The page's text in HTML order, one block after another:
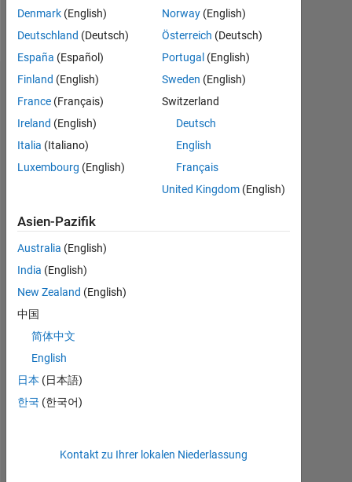
Follow
Dashboard
Statistik
MATLAB Answers
BEITRÄGE
03/23
08/23
01/24
06/24
11/24
04/25
02/26
07/26
Denmark (English)
Deutschland (Deutsch)
España (Español)
Finland (English)
France (Français)
Ireland (English)
Italia (Italiano)
Luxembourg (English)
Norway (English)
Österreich (Deutsch)
Portugal (English)
Sweden (English)
Switzerland
Deutsch
English
Français
United Kingdom (English)
Asien-Pazifik
Australia (English)
India (English)
New Zealand (English)
中国
简体中文
English
日本 (日本語)
한국 (한국어)
Kontakt zu Ihrer lokalen Niederlassung